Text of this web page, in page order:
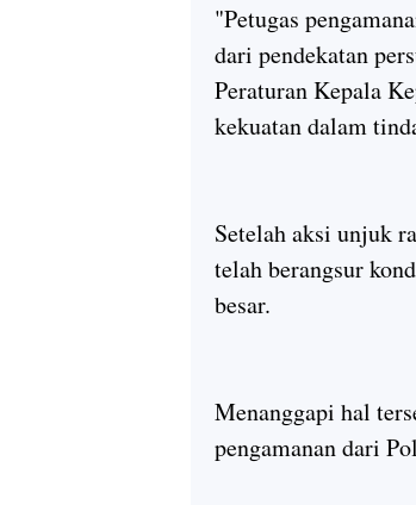
"Petugas
dari pendekatan
Peraturan Kepala
kekuatan dalam
Setelah aksi unjuk
telah berangsur
besar.
Menanggapi hal
pengamanan dari